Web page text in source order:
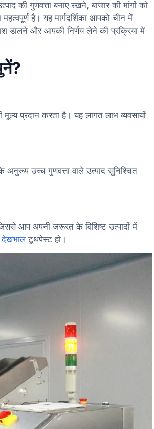
की गुणवत्ता बनाए रखने, बाजार की मांगों को
है। यह मार्गदर्शिका आपको चीन में
डालने और आपकी निर्णय लेने की प्रक्रिया में
प्रदान करता है। यह लागत लाभ व्यवसायों
अनुरूप उच्च गुणवत्ता वाले उत्पाद सुनिश्चित
आप अपनी जरूरत के विशिष्ट उत्पादों में
देखभालटूथपेस्ट हो।